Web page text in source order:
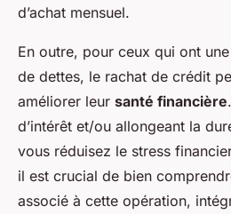
d’achat mensuel.
En outre, pour ceux qui ont
de dettes, le rachat de crédit
améliorer leur santé financière
d’intérêt et/ou allongeant la
vous réduisez le stress
il est crucial de bien
associé à cette opération,